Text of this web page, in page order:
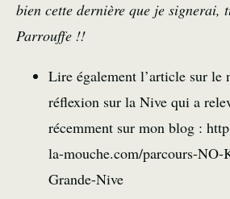
bien cette dernière que je signerai,
Parrouffe !!
Lire également l’article sur le
réflexion sur la Nive qui a
récemment sur mon blog :
la-mouche.com/parcours-
Grande-Nive